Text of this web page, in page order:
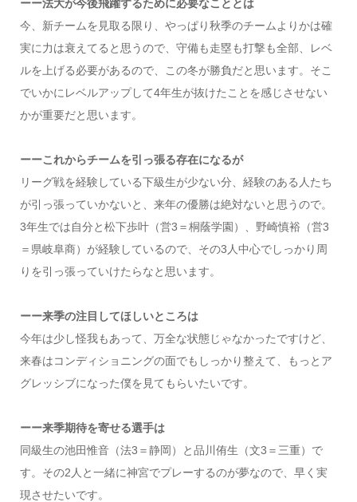
ーー法大が今後飛躍するために必要なこととは
今、新チームを見取る限り、やっぱり秋季のチームよりかは確
実に力は衰えてると思うので、守備も走塁も打撃も全部、レベ
ルを上げる必要があるので、この冬が勝負だと思います。そこ
でいかにレベルアップして4年生が抜けたことを感じさせない
かが重要だと思います。
ーーこれからチームを引っ張る存在になるが
リーグ戦を経験している下級生が少ない分、経験のある人たち
が引っ張っていかないと、来年の優勝は絶対ないと思うので。
3年生では自分と松下歩叶（営3＝桐蔭学園）、野崎慎裕（営3
＝県岐阜商）が経験しているので、その3人中心でしっかり周
りを引っ張っていけたらなと思います。
ーー来季の注目してほしいところは
今年は少し怪我もあって、万全な状態じゃなかったですけど、
来春はコンディショニングの面でもしっかり整えて、もっとア
グレッシブになった僕を見てもらいたいです。
ーー来季期待を寄せる選手は
同級生の池田惟音（法3＝静岡）と品川侑生（文3＝三重）で
す。その2人と一緒に神宮でプレーするのが夢なので、早く実
現させたいです。